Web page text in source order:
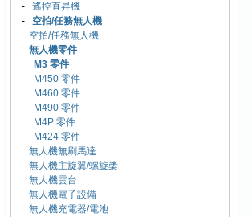
- 遙控直昇機
- 空拍/任務無人機
空拍/任務無人機
無人機零件
M3 零件
M450 零件
M460 零件
M490 零件
M4P 零件
M424 零件
無人機無刷馬達
無人機主旋翼/螺旋槳
無人機雲台
無人機電子設備
無人機充電器/電池